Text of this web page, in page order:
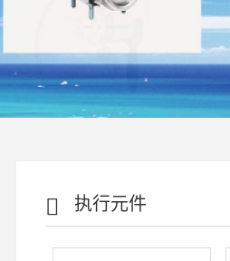
执行元件